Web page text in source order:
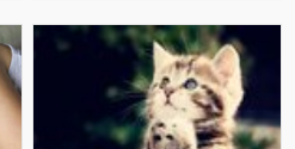
verə bilər. Lakin b